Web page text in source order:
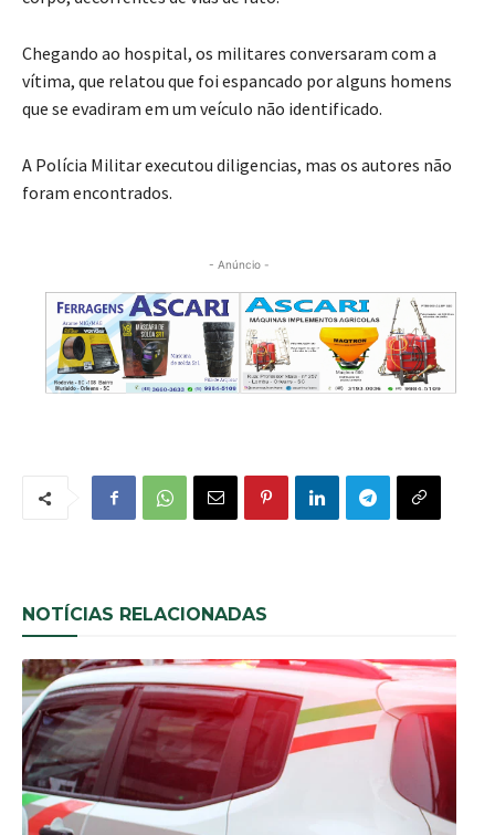
Chegando ao hospital, os militares conversaram com a
vítima, que relatou que foi espancado por alguns homens
que se evadiram em um veículo não identificado.
A Polícia Militar executou diligencias, mas os autores não
foram encontrados.
- Anúncio -
NOTÍCIAS RELACIONADAS